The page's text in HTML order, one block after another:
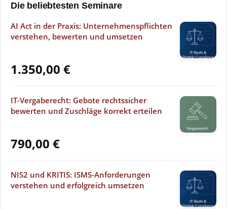
Die beliebtesten Seminare
AI Act in der Praxis: Unternehmenspflichten
verstehen, bewerten und umsetzen
1.350,00 €
IT-Vergaberecht: Gebote rechtssicher
bewerten und Zuschläge korrekt erteilen
790,00 €
NIS2 und KRITIS: ISMS-Anforderungen
verstehen und erfolgreich umsetzen